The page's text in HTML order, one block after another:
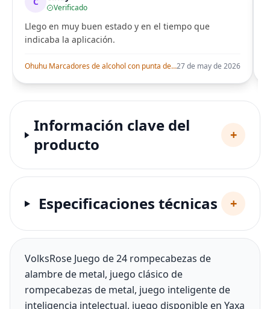
Verificado
Llego en muy buen estado y en el tiempo que
indicaba la aplicación.
Ohuhu Marcadores de alcohol con punta de pincel – Juego de marcadores artísticos de doble punta con certificación AP para artistas adultos27 de may de 2026
Información clave del
producto
+
Especificaciones técnicas +
VolksRose Juego de 24 rompecabezas de
alambre de metal, juego clásico de
rompecabezas de metal, juego inteligente de
inteligencia intelectual, juego disponible en Yaxa